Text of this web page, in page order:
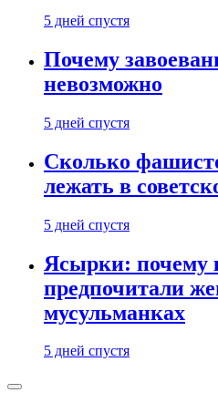
5 дней спустя
Почему
невозможно
5 дней спустя
Сколько
лежать в
5 дней спустя
Ясырки: почему
предпочитали
мусульманках
5 дней спустя